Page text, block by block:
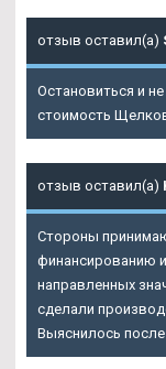
отзыв оставил(а)
Остановиться и
стоимость
отзыв оставил(а)
Стороны
финансированию
направленных
сделали
Выяснилось